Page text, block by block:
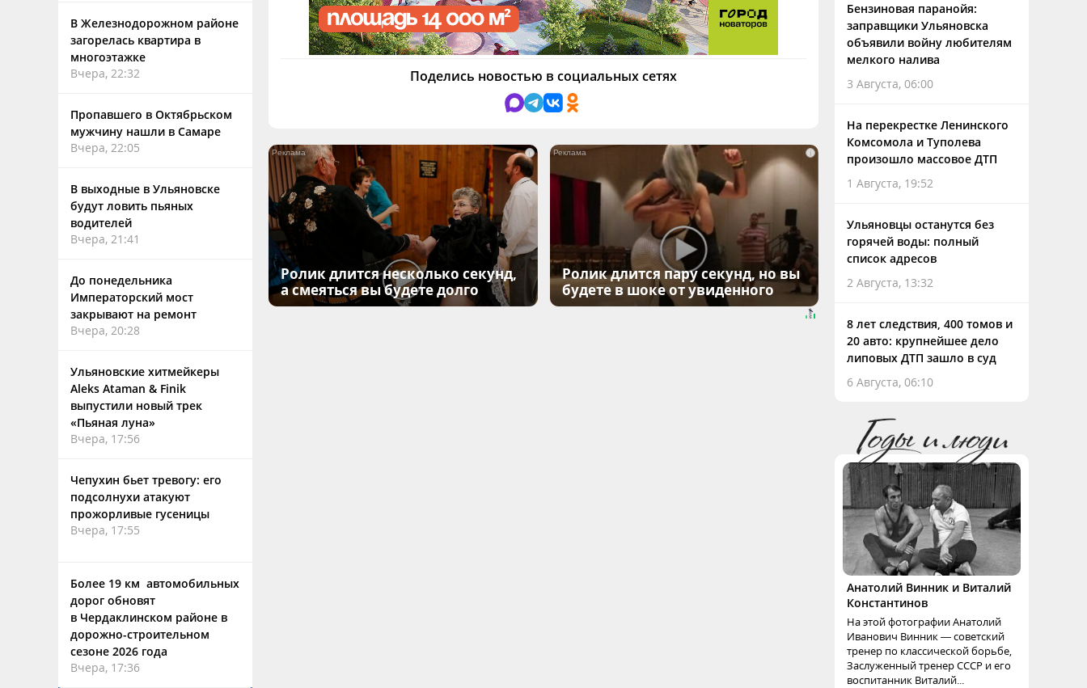
В Железнодорожном районе
загорелась квартира в
многоэтажке
Вчера, 22:32
Пропавшего в Октябрьском
мужчину нашли в Самаре
Вчера, 22:05
В выходные в Ульяновске
будут ловить пьяных
водителей
Вчера, 21:41
До понедельника
Императорский мост
закрывают на ремонт
Вчера, 20:28
Ульяновские хитмейкеры
Aleks Ataman & Finik
выпустили новый трек
«Пьяная луна»
Вчера, 17:56
Чепухин бьет тревогу: его
подсолнухи атакуют
прожорливые гусеницы
Вчера, 17:55
Более 19 км автомобильных
дорог обновят
в Чердаклинском районе в
дорожно-строительном
сезоне 2026 года
Вчера, 17:36
Поделись новостью в социальных сетях
i
Ролик длится несколько секунд,
а смеяться вы будете долго
i
Ролик длится пару секунд, но вы
будете в шоке от увиденного
Бензиновая паранойя:
заправщики Ульяновска
объявили войну любителям
мелкого налива
3 Августа, 06:00
На перекрестке Ленинского
Комсомола и Туполева
произошло массовое ДТП
1 Августа, 19:52
Ульяновцы останутся без
горячей воды: полный
список адресов
2 Августа, 13:32
8 лет следствия, 400 томов и
20 авто: крупнейшее дело
липовых ДТП зашло в суд
6 Августа, 06:10
Анатолий Винник и Виталий
Константинов
На этой фотографии Анатолий
Иванович Винник — советский
тренер по классической борьбе,
Заслуженный тренер СССР и его
воспитанник Виталий...